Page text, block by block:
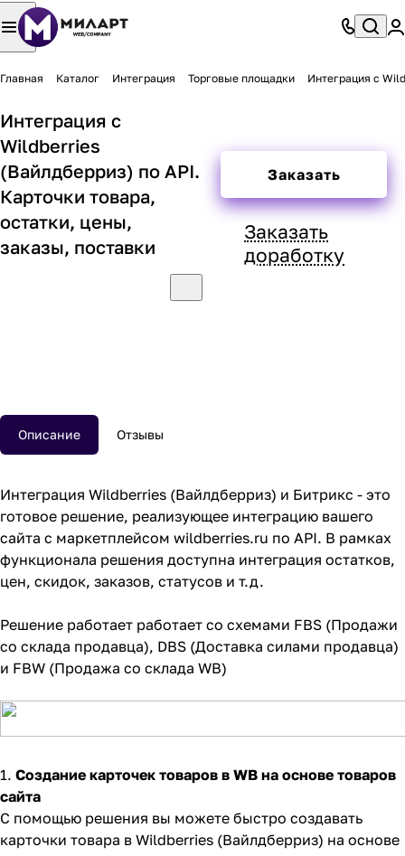
Главная Каталог Интеграция Торговые площадки Интеграция с
Интеграция с
Wildberries
(Вайлдберриз) по API.
Карточки товара,
остатки, цены,
заказы, поставки
Заказать
Заказать
доработку
Описание Отзывы
Интеграция Wildberries (Вайлдберриз) и Битрикс - это
готовое решение, реализующее интеграцию вашего
сайта с маркетплейсом wildberries.ru по API. В рамках
функционала решения доступна интеграция остатков,
цен, скидок, заказов, статусов и т.д.
Решение работает работает со схемами FBS (Продажи
со склада продавца), DBS (Доставка силами продавца)
и FBW (Продажа со склада WB)
1. Создание карточек товаров в WB на основе товаров
сайта
С помощью решения вы можете быстро создавать
карточки товара в Wildberries (Вайлдберриз) на основе